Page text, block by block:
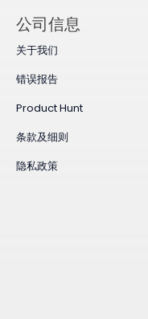
公司信息
关于我们
错误报告
Product Hunt
条款及细则
隐私政策